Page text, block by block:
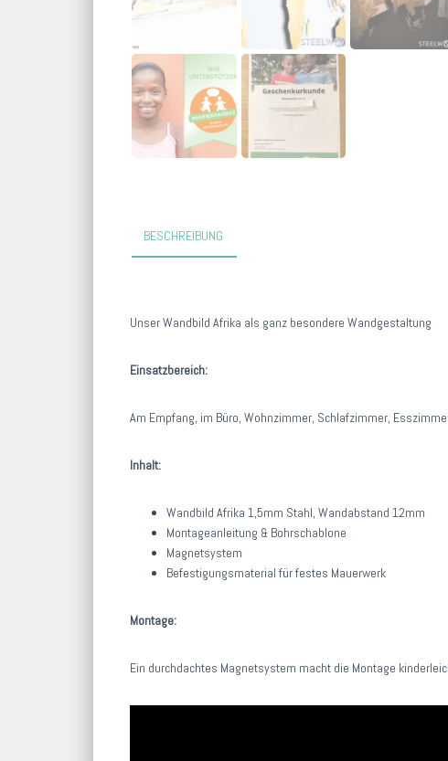
BESCHREIBUNG
Unser Wandbild Afrika als ganz besondere Wandgestaltung
Einsatzbereich:
Am Empfang, im Büro, Wohnzimmer, Schlafzimmer,
Inhalt:
Wandbild Afrika 1,5mm Stahl, Wandabstand 12mm
Montageanleitung & Bohrschablone
Magnetsystem
Befestigungsmaterial für festes Mauerwerk
Montage:
Ein durchdachtes Magnetsystem macht die Montage